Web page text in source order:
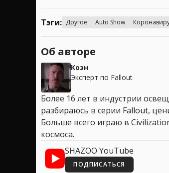
Тэги: Другое Auto Show
Об авторе
Коэн
Эксперт по Fallout
Более 16 лет в индустрии
разбираюсь в серии Fallout,
Больше всего играю в
космоса.
SHAZOO YouTube
ПОДПИСАТЬСЯ